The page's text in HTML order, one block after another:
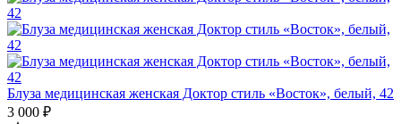
Блуза медицинская женская Доктор стиль «Восток», белый, 42
3 000 ₽